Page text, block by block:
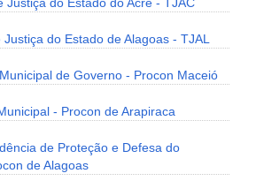
Justiça do Estado do Acre - TJAC
Justiça do Estado de Alagoas - TJAL
de Governo - Procon Maceió
- Procon de Arapiraca
de Proteção e Defesa do
de Alagoas